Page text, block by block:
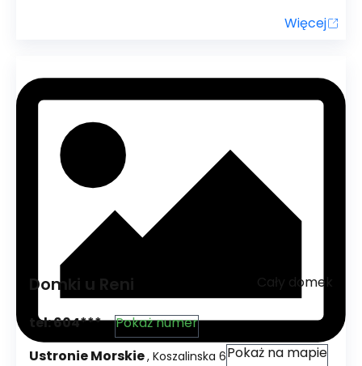
Więcej
Domki u Reni Cały domek
tel:604***
Pokaż numer
Ustronie Morskie, Koszalinska 6Pokaż na mapie